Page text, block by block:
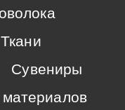
Ткани
Сувениры